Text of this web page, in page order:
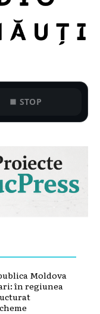
STOP
Moldova
în regiunea